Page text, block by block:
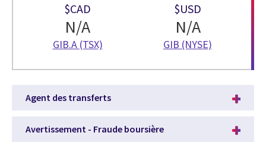
$CAD $USD
N/A N/A
GIB.A (TSX) GIB (NYSE)
Agent des transferts
Avertissement - Fraude boursière